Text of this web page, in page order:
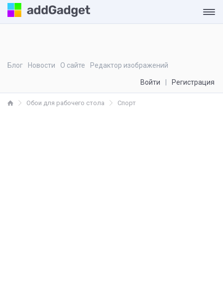
Блог Новости О сайте Редактор изображений
Войти Регистрация
Обои для рабочего стола Спорт